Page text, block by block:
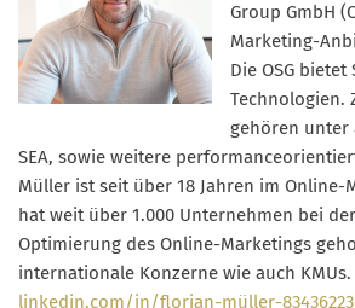
Group GmbH
Marketing-
Die OSG
Technologien.
gehören unter
SEA, sowie weitere
Müller ist seit über 18 Jahren im Online-
hat weit über 1.000 Unternehmen bei
Optimierung des Online-Marketings
internationale Konzerne wie auch KMUs.
linkedin.com/in/florian-müller-